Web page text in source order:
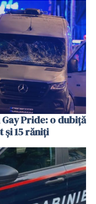
Pride: o dubiță
și 15 răniți